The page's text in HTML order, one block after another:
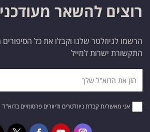
רוצים להשאר
הרשמו לניוזלטר שלנו וקבלו את כל
התקשורת ישרות למייל
אני מאשר/ת קבלת ניוזלטרים ודיוורים פרסומיים בדוא"ל